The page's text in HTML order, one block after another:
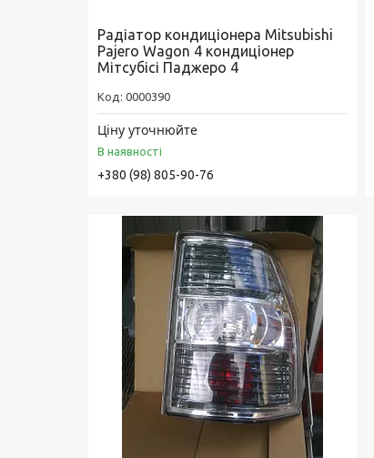
Радіатор кондиціонера Mitsubishi
Pajero Wagon 4 кондиціонер
Мітсубісі Паджеро 4
0000390
Ціну уточнюйте
В наявності
+380 (98) 805-90-76